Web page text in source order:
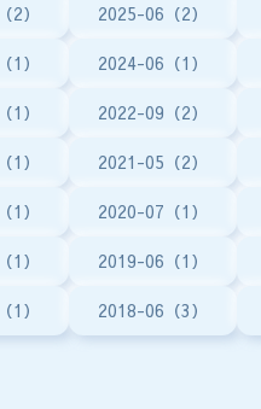
2） 2025-06（2）
1） 2024-06（1）
1） 2022-09（2）
1） 2021-05（2）
1） 2020-07（1）
1） 2019-06（1）
1） 2018-06（3）